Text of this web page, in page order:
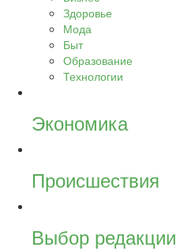
Здоровье
Мода
Быт
Образование
Технологии
Экономика
Происшествия
Выбор редакции